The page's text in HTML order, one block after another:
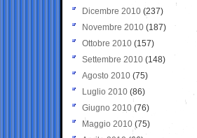
Dicembre 2010 (237)
Novembre 2010 (187)
Ottobre 2010 (157)
Settembre 2010 (148)
Agosto 2010 (75)
Luglio 2010 (86)
Giugno 2010 (76)
Maggio 2010 (75)